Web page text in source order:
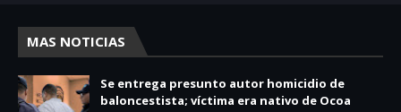
MAS NOTICIAS
Se entrega presunto autor homicidio de
baloncestista; víctima era nativo de Ocoa